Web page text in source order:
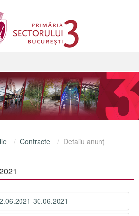
Contracte Detaliu anunţ
30.06.2021